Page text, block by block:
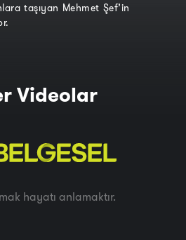
taşıyan Mehmet Şef’in
Videolar
hayatı anlamaktır.